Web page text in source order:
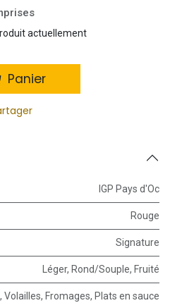
actuellement
Panier
IGP Pays d'Oc
Rouge
Signature
Léger, Rond/Souple, Fruité
, Volailles, Fromages, Plats en sauce